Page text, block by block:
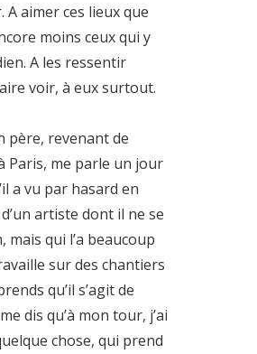
A aimer ces lieux que
moins ceux qui y
A les ressentir
voir, à eux surtout.
père, revenant de
Paris, me parle un jour
a vu par hasard en
artiste dont il ne se
qui l’a beaucoup
sur des chantiers
qu’il s’agit de
dis qu’à mon tour, j’ai
chose, qui prend